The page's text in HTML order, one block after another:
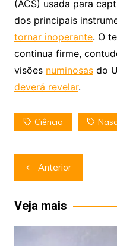
(ACS) usada para
dos principais
tornar inoperante. O
continua firme,
visões numinosasdo
deverá revelar.
Ciência
Navegação
de
Post
Anterior
Veja mais